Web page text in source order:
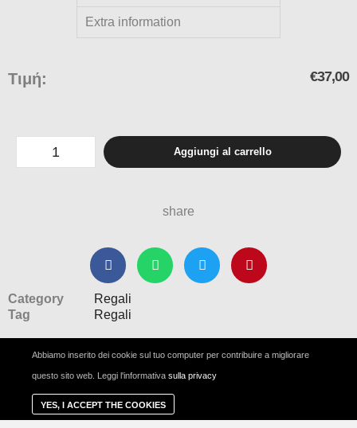
Extra information
Τιμή: €37,00
Aggiungi al carrello
share
Category
Regali
Tag
Regali
Copyright © 2014-2021 FiveTwenty Taste Experience. All Rights
Reserved
Abbiamo inserito dei cookie sul tuo computer per contribuire a migliorare
questo sito web. Leggi l'informativa sulla privacy
YES, I ACCEPT THE COOKIES